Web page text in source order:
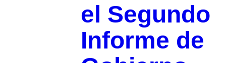
el Segundo
Informe de